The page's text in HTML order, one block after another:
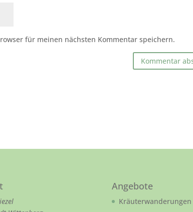
für meinen nächsten Kommentar speichern.
Angebote
Kräuterwanderungen